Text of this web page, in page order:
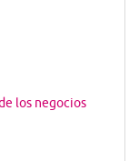
los negocios